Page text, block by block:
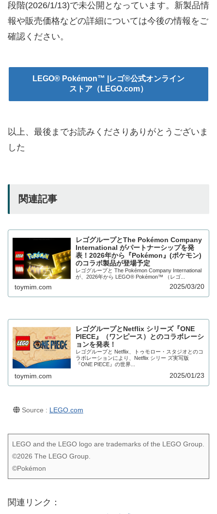
段階(2026/1/13)で未公開となっています。新製品情
報や販売価格などの詳細については今後の情報をご
確認ください。
LEGO® Pokémon™ |レゴ®公式オンライン
ストア（LEGO.com）
以上、最後までお読みくださりありがとうございま
した
関連記事
レゴグループとThe Pokémon Company
International がパートナーシップを発
表！2026年から『Pokémon』(ポケモン)
のコラボ製品が登場予定
レゴグループと The Pokémon Company International
が、2026年から LEGO® Pokémon™ （レゴ...
toymim.com 2025/03/20
レゴグループとNetflix シリーズ『ONE
PIECE』（ワンピース）とのコラボレーシ
ョンを発表！
レゴグループと Netflix、トゥモロー・スタジオとのコ
ラボレーションにより、Netflix シリー ズ実写版
『ONE PIECE』の世界...
toymim.com 2025/01/23
Source : LEGO.com
LEGO and the LEGO logo are trademarks of the LEGO Group.
©2026 The LEGO Group.
©Pokémon
関連リンク：